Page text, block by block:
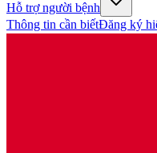
Hỗ trợ người bệnh
Thông tin cần biếtĐăng ký